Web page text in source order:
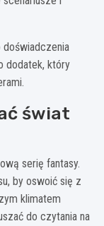
doświadczenia
dodatek, który
świat
serię fantasy.
by oswoić się z
klimatem
do czytania na